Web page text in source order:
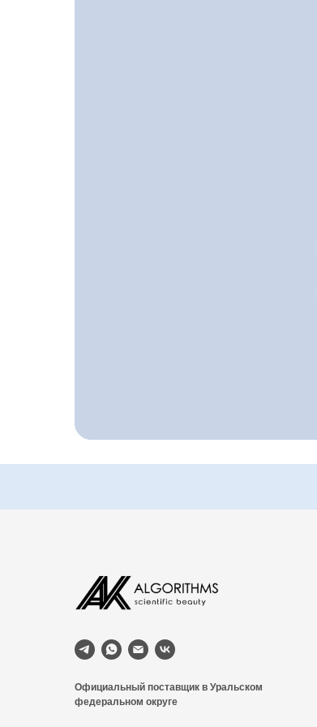
Официальный поставщик в Уральском
федеральном округе